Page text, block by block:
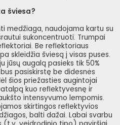
šviesa?
medžiaga, naudojama kartu su
sukoncentruoti. Trumpai
Be reflektoriaus
skleidžia šviesą į visas puses.
jūsų augalą pasieks tik 50%
pasiskirstę be didesnės
šios priežasties augintojai
kuo reflektyvesnę ir
intensyvumo lempomis.
skirtingos reflektyvios
balti dažai. Labai svarbu